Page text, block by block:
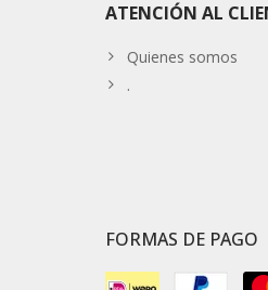
ATENCIÓN AL
Quienes somos
.
FORMAS DE PAGO